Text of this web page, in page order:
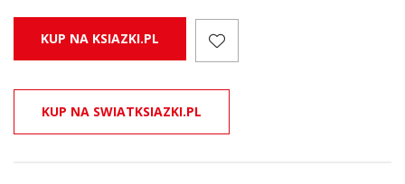
KUP NA KSIAZKI.PL
KUP NA SWIATKSIAZKI.PL